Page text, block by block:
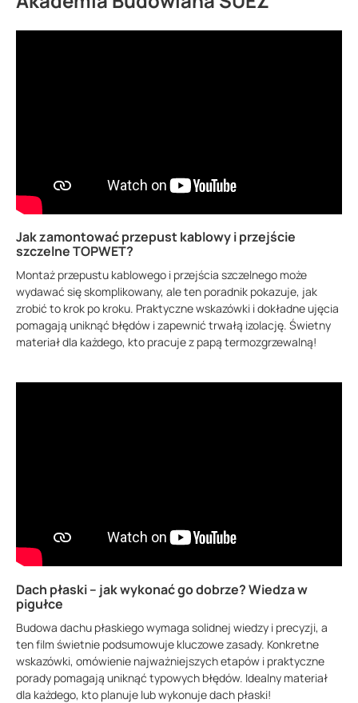
Jak zamontować przepust kablowy i przejście
szczelne TOPWET?
Montaż przepustu kablowego i przejścia szczelnego może
wydawać się skomplikowany, ale ten poradnik pokazuje, jak
zrobić to krok po kroku. Praktyczne wskazówki i dokładne ujęcia
pomagają uniknąć błędów i zapewnić trwałą izolację. Świetny
materiał dla każdego, kto pracuje z papą termozgrzewalną!
Dach płaski – jak wykonać go dobrze? Wiedza w
pigułce
Budowa dachu płaskiego wymaga solidnej wiedzy i precyzji, a
ten film świetnie podsumowuje kluczowe zasady. Konkretne
wskazówki, omówienie najważniejszych etapów i praktyczne
porady pomagają uniknąć typowych błędów. Idealny materiał
dla każdego, kto planuje lub wykonuje dach płaski!